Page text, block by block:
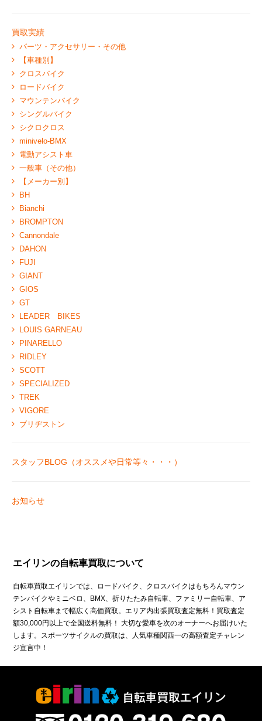
買取実績
パーツ・アクセサリー・その他
【車種別】
クロスバイク
ロードバイク
マウンテンバイク
シングルバイク
シクロクロス
minivelo-BMX
電動アシスト車
一般車（その他）
【メーカー別】
BH
Bianchi
BROMPTON
Cannondale
DAHON
FUJI
GIANT
GIOS
GT
LEADER BIKES
LOUIS GARNEAU
PINARELLO
RIDLEY
SCOTT
SPECIALIZED
TREK
VIGORE
ブリヂストン
スタッフBLOG（オススメや日常等々・・・）
お知らせ
エイリンの自転車買取について
自転車買取エイリンでは、ロードバイク、クロスバイクはもちろんマウン
テンバイクやミニベロ、BMX、折りたたみ自転車、ファミリー自転車、ア
シスト自転車まで幅広く高価買取。エリア内出張買取査定無料！買取査定
額30,000円以上で全国送料無料！ 大切な愛車を次のオーナーへお届けいた
します。スポーツサイクルの買取は、人気車種関西一の高額査定チャレン
ジ宣言中！